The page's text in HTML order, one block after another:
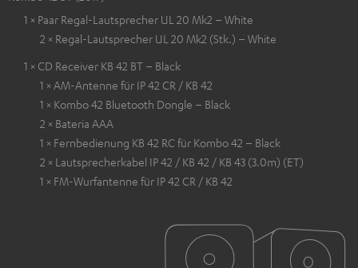
1 × Paar Regal-Lautsprecher UL 20 Mk2 – White
2 × Regal-Lautsprecher UL 20 Mk2 (Stk.) – White
1 × CD Receiver KB 42 BT – Black
1 × AM-Antenne für IP 42 CR / KB 42
1 × Kombo 42 Bluetooth Dongle – Black
2 × Bateria AAA
1 × Fernbedienung KB 42 RC für Kombo 42 – Black
2 × Lautsprecherkabel IP 42 / KB 42 / KB 43 (3.0m) (ET)
1 × FM-Wurfantenne für IP 42 CR / KB 42